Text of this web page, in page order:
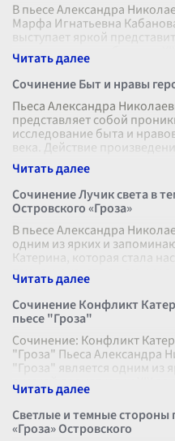
В пьесе Александра
Марфа Игнатьевна
выступает яркой
устоев русского общества XIX
Сочинение Быт и нравы
Пьеса Александра
представляет собой
исследование быта и
века. Действие
Сочинение Лучик света в
Островского «Гроза»
В пьесе Александра
одним из ярких и
Катерина, которая стала
темном и угнетающем мире
Сочинение Конфликт
пьесе "Гроза"
Сочинение: Конфликт
"Гроза" Пьеса Александра
"Гроза" является одним из
русской драматургии XIX век
Светлые и темные стороны
«Гроза» Островского